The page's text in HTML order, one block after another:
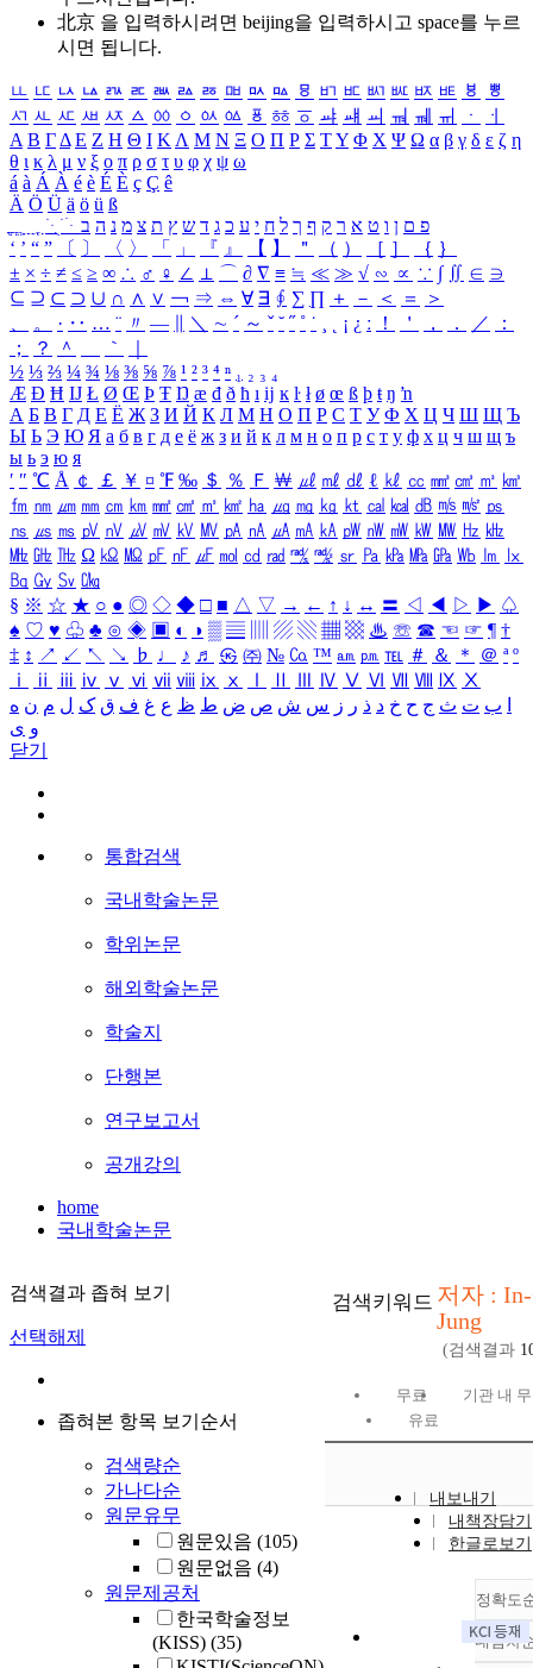
北京 을 입력하시려면 beijing을 입력하시고 space를 누르
시면 됩니다.
ㅥ ㅦ ㅧ ㅨ ㅩ ㅪ ㅫ ㅬ ㅭ ㅮ ㅯ ㅰ ㅱ ㅲ ㅳ ㅴ ㅵ ㅶ ㅷ ㅸ
ㅹ
ㅺ ㅻ ㅼ ㅽ ㅾ ㅿ ㆀ ㆁ ㆂ ㆃ ㆄ ㆅ ㆆ ㆇ ㆈ ㆉ ㆊ ㆋ ㆌ ㆍ
ㆎ
Α Β ΓΔ Ε Ζ Η Θ Ι ΚΛ Μ Ν Ξ Ο Π Ρ Σ ΤΥ Φ Χ Ψ Ω α β γ δ ε ζ η
θ ι κ λ μ ν ξ ο π ρ σ τ υ φ χ ψ ω
á à Á À é è É È ç Ç ê
Ä Ö Ü ä ö ü ß
ִֶֹ ֻּ ׁׂ פ ם ן ו ט א ר ק ף ך ל ח י ע כ ג ד ש ץ ת צ מ נ ה ב
‘ ’ “ ” 〔 〕 〈 〉 「 」 『 』 【 】 ＂ （ ） ［ ］ ｛ ｝
± × ÷ ≠ ≤ ≥ ∞ ∴ ♂ ♀ ∠ ⊥ ⌒ ∂ ∇ ≡ ≒ ≪ ≫ √ ∽ ∝ ∵ ∫ ∬ ∈ ∋
⊆ ⊇ ⊂ ⊃ ∪ ∩ ∧ ∨ ￢ ⇒ ⇔ ∀ ∃ ∮ ∑ ∏ ＋ － ＜ ＝
＞
、
。 · ‥ … ¨ 〃 ― ＼ ∼ ´ ～ ˇ ˘ ˝ ˚ ˙ ¸ ¡ ¿ ː ！ ＇ ， ． ／
：
；
？ ＾ ｀
½ ⅓ ⅔ ¼ ¾ ⅛ ⅜ ⅝ ⅞ ¹ ² ³ ⁴ ⁿ ₁ ₂ ₃ ₄
Æ Ð Ħ Ĳ Ł Ø Œ Þ Ŧ Ŋ æ đ ð ħ ı ĳ ĸ ŀ ł ø œ ß þ ŧ ŋ ŉ
А Б В Г Д Е Ё Ж З И Й К Л М Н О П Р С Т У Ф Х Ц Ч Ш Щ Ъ
Ы Ь Э Ю Я а б в г д е ё ж з и й к л м н о п р с т у ф х ц ч ш щ ъ
ы ь э ю я
′ ″ ℃ Å ￠ ￡ ￥ ¤ ℉ ‰ ＄ ％ Ｆ ￦ ㎕ ㎖ ㎗ ℓ ㎘ ㏄ ㎣ ㎤ ㎥ ㎦
㎙ ㎚ ㎛ ㎜ ㎝ ㎞ ㎟ ㎠ ㎡ ㎢ ㏊ ㎍ ㎎ ㎏ ㏏ ㎈ ㎉ ㏈ ㎧ ㎨ ㎰
㎱ ㎲ ㎳ ㎴ ㎵ ㎶ ㎷ ㎸ ㎹ ㎀ ㎁ ㎂ ㎃ ㎄ ㎺ ㎻ ㎽ ㎾ ㎿ ㎐ ㎑
㎒ ㎓ ㎔ Ω ㏀ ㏁ ㎊ ㎋ ㎌ ㏖ ㏅ ㎭ ㎮ ㎯ ㏛ ㎩ ㎪ ㎫ ㎬ ㏝ ㏐
㏓
㏃ ㏉ ㏜ ㏆
§ ※ ☆ ★ ○ ● ◎ ◇ ◆ □ ■ △ ▽ → ← ↑ ↓ ↔ 〓 ◁ ◀ ▷ ▶ ♤
♠ ♡ ♥ ♧ ♣ ⊙ ◈ ▣ ◐ ◑ ▒ ▤ ▨ ▧ ▦ ▩ ♨ ☏ ☎ ☜ ☞ ¶ †
‡ ↕ ↗ ↙ ↖ ↘ ♭ ♩ ♪ ♬ ㉿ ㈜ № ㏇ ™ ㏂ ㏘ ℡ ＃ ＆ ＊ ＠ ª º
ⅰ
ⅱ ⅲ ⅳ ⅴ ⅵ ⅶ ⅷ ⅸ ⅹ Ⅳ Ⅴ Ⅵ Ⅶ Ⅷ Ⅸ Ⅹ
ب ت ث ج ح خ د ذ ر ز س ش ص ض ط ظ ع غ ف ق ک ل م ن ه
و ی
닫기
통합검색
국내학술논문
학위논문
해외학술논문
학술지
단행본
연구보고서
공개강의
home
국내학술논문
검색결과 좁혀 보기
선택해제
좁혀본 항목 보기순서
검색량순
가나다순
원문유무
원문있음 (105)
원문없음 (4)
원문제공처
한국학술정보
(KISS) (35)
검색키워드 저자 :
Jung
(검색결과
무료
기관 내
유료
내보내기
내책장담기
한글로보기
정확도
내림차